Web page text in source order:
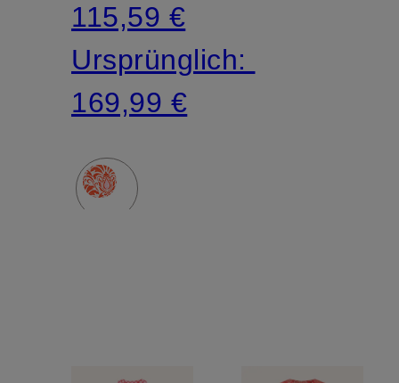
115,59 €
Ursprünglich:
169,99 €